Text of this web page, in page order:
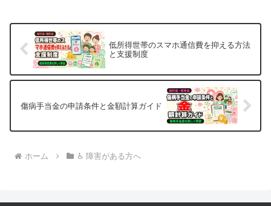
低所得世帯のスマホ通信費を抑える方法
と支援制度
傷病手当金の申請条件と金額計算ガイド
ホーム ♿ 障害がある方へ